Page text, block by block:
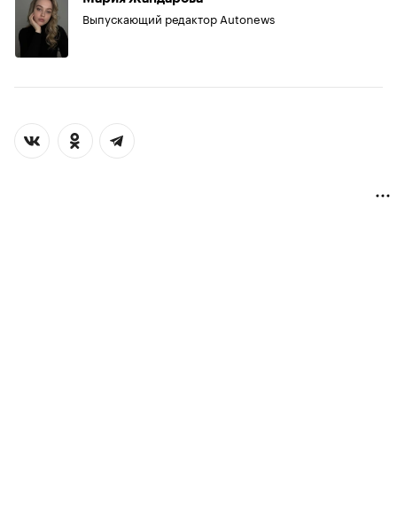
Выпускающий редактор Autonews